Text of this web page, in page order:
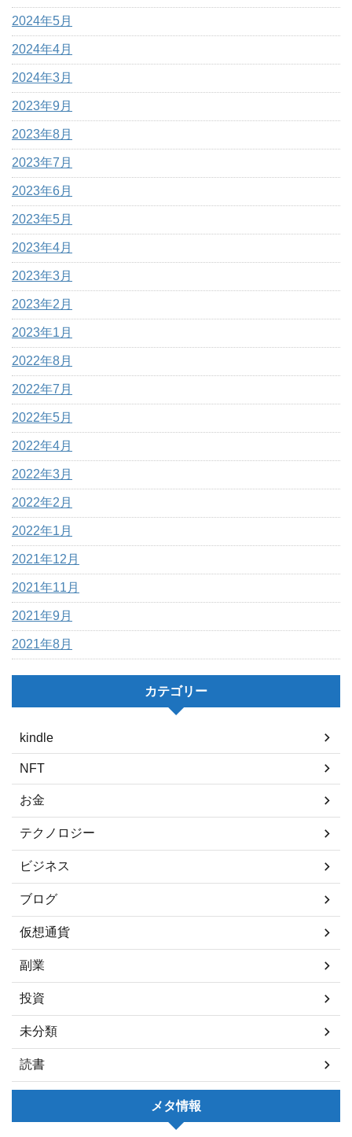
2024年5月
2024年4月
2024年3月
2023年9月
2023年8月
2023年7月
2023年6月
2023年5月
2023年4月
2023年3月
2023年2月
2023年1月
2022年8月
2022年7月
2022年5月
2022年4月
2022年3月
2022年2月
2022年1月
2021年12月
2021年11月
2021年9月
2021年8月
カテゴリー
kindle
NFT
お金
テクノロジー
ビジネス
ブログ
仮想通貨
副業
投資
未分類
読書
メタ情報